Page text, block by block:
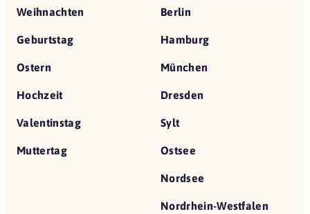
Weihnachten
Geburtstag
Ostern
Hochzeit
Valentinstag
Muttertag
Berlin
Hamburg
München
Dresden
Sylt
Ostsee
Nordsee
Nordrhein-Westfalen